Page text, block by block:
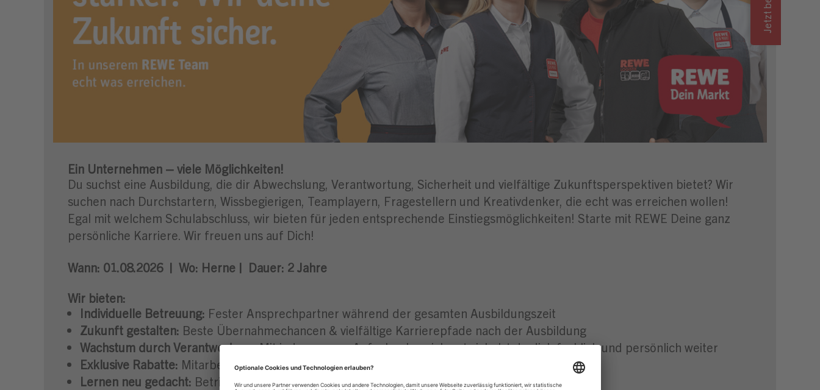
Ein Unternehmen – viele Möglichkeiten!
Du suchst eine Ausbildung, die dir Abwechslung, Verantwortung, Sicherheit und vielfältige Zukunftsperspektiven bietet? Wir
suchen nach Durchstartern, Wissbegierigen, Teamplayern, Fragestellern und Kreativdenker, die echt was erreichen wollen!
Egal mit welchem Schulabschluss, wir bieten für jeden entsprechende Einstiegsmöglichkeiten! Starte mit REWE Deine ganz
persönliche Karriere. Wir freuen uns auf Dich!
Wann: 01.08.2026 | Wo: Herne | Dauer: 2 Jahre
Wir bieten:
Individuelle Betreuung: Fester Ansprechpartner während der gesamten Ausbildungszeit
Zukunft gestalten: Beste Übernahmechancen & vielfältige Karrierepfade nach der Ausbildung
Wachstum durch Verantwortung:Mit jedem neuen Aufgabenbereich entwickelst du dich fachlich und persönlich weiter
Exklusive Rabatte: Mitarbeiterrabatt in unseren Märkten
Lernen neu gedacht: Betriebsunterricht in der Zentrale & topmodernes Schulungszentrum